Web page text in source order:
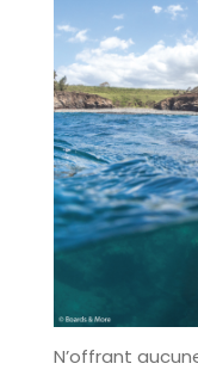
N’offrant